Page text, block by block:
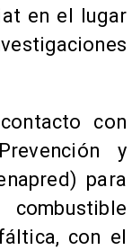
en el lugar
con
y
para
con el